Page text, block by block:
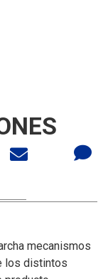
mecanismos
los distintos